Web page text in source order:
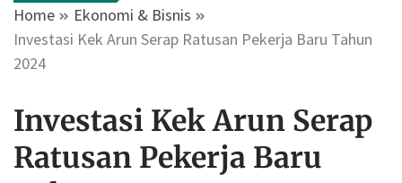
Home
Ekonomi & Bisnis
Investasi Kek Arun Serap Ratusan Pekerja Baru Tahun
2024
Investasi Kek Arun Serap
Ratusan Pekerja Baru